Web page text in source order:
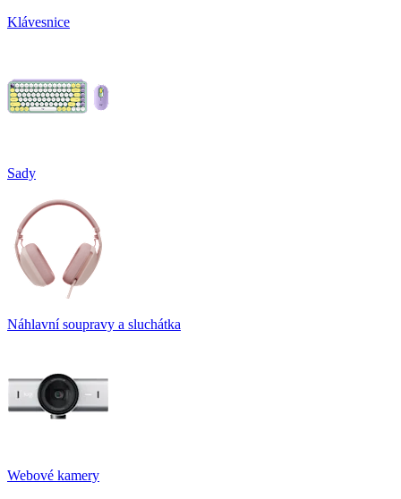
Klávesnice
Sady
Náhlavní soupravy a sluchátka
Webové kamery